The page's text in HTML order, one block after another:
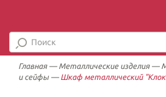
Главная— Металлические изделия—
и сейфы — Шкаф металлический